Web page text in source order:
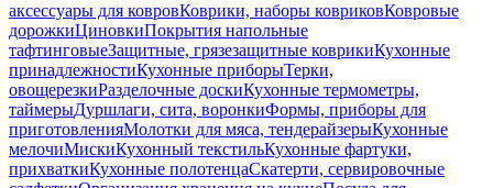
аксессуары для ковровКоврики, наборы ковриковКовровые
дорожкиЦиновкиПокрытия напольные
тафтинговыеЗащитные, грязезащитные коврикиКухонные
принадлежностиКухонные приборыТерки,
овощерезкиРазделочные доскиКухонные термометры,
таймерыДуршлаги, сита, воронкиФормы, приборы для
приготовленияМолотки для мяса, тендерайзерыКухонные
мелочиМискиКухонный текстильКухонные фартуки,
прихваткиКухонные полотенцаСкатерти, сервировочные